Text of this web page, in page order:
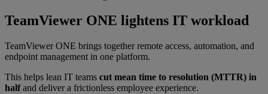
TeamViewer ONE lightens IT workload
TeamViewer ONE brings together remote access, automation, and
endpoint management in one platform.
This helps lean IT teams cut mean time to resolution (MTTR) in
halfand deliver a frictionless employee experience.